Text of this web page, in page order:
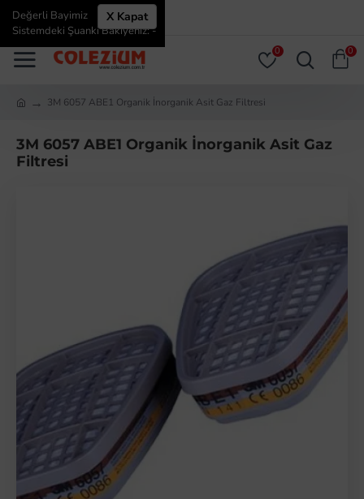
ÜYE GIRIŞI ÜYE OL
0 0
X Kapat
Değerli Bayimiz
Sistemdeki Şuanki Bakiyeniz: -
3M 6057 ABE1 Organik İnorganik Asit Gaz Filtresi
3M 6057 ABE1 Organik İnorganik Asit Gaz
Filtresi